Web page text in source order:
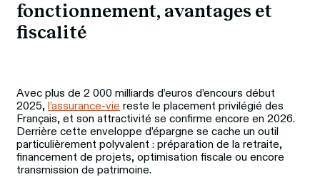
fonctionnement, avantages et
fiscalité
Avec plus de 2 000 milliards d’euros d’encours début
2025, l’assurance-vie reste le placement privilégié des
Français, et son attractivité se confirme encore en 2026.
Derrière cette enveloppe d’épargne se cache un outil
particulièrement polyvalent : préparation de la retraite,
financement de projets, optimisation fiscale ou encore
transmission de patrimoine.